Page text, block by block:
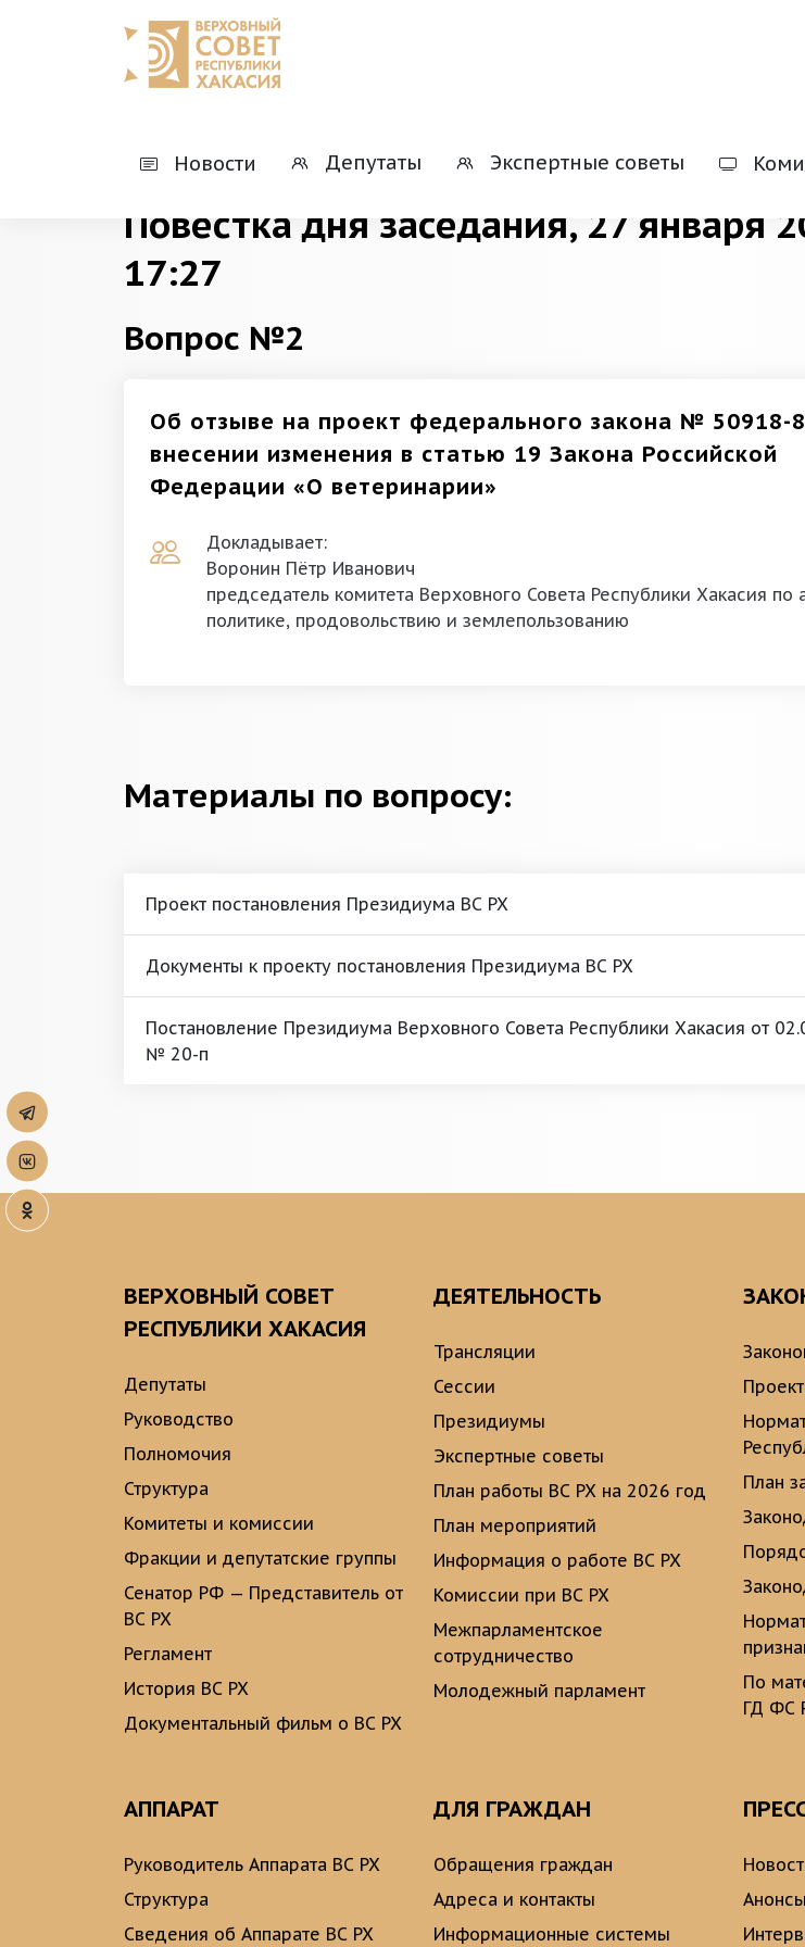
Новости Депутаты Экспертные советы
Повестка дня заседания, 27 января
17:27
Вопрос №2
Об отзыве на проект федерального закона № 50918-
внесении изменения в статью 19 Закона Российской
Федерации «О ветеринарии»
Докладывает:
Воронин Пётр Иванович
председатель комитета Верховного Совета Республики Хакасия по
политике, продовольствию и землепользованию
Материалы по вопросу:
Проект постановления Президиума ВС РХ
Документы к проекту постановления Президиума ВС РХ
Постановление Президиума Верховного Совета Республики Хакасия от
№ 20-п
ВЕРХОВНЫЙ СОВЕТ
РЕСПУБЛИКИ ХАКАСИЯ
Депутаты
Руководство
Полномочия
Структура
Комитеты и комиссии
Фракции и депутатские группы
Сенатор РФ — Представитель от
ВС РХ
Регламент
История ВС РХ
Документальный фильм о ВС РХ
ДЕЯТЕЛЬНОСТЬ
Трансляции
Сессии
Президиумы
Экспертные советы
План работы ВС РХ на 2026 год
План мероприятий
Информация о работе ВС РХ
Комиссии при ВС РХ
Межпарламентское
сотрудничество
Молодежный парламент
План
По
ГД ФС
АППАРАТ
Руководитель Аппарата ВС РХ
Структура
Сведения об Аппарате ВС РХ
ДЛЯ ГРАЖДАН
Обращения граждан
Адреса и контакты
Информационные системы
Анонсы